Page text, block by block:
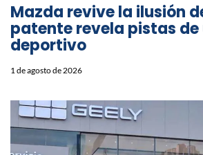
Mazda revive la ilusión
patente revela pistas de
deportivo
1 de agosto de 2026